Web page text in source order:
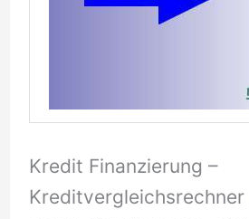
Kredit Finanzierung –